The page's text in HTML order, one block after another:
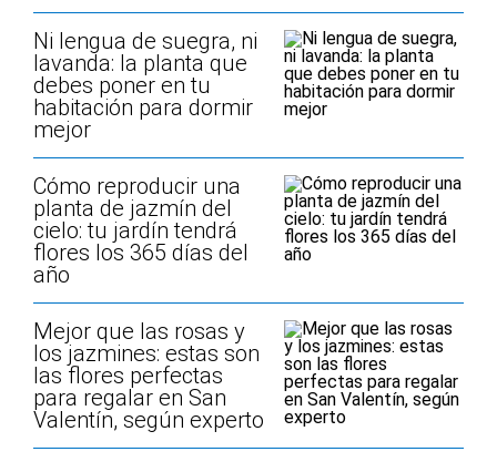
Ni lengua de suegra, ni
lavanda: la planta que
debes poner en tu
habitación para dormir
mejor
Cómo reproducir una
planta de jazmín del
cielo: tu jardín tendrá
flores los 365 días del
año
Mejor que las rosas y
los jazmines: estas son
las flores perfectas
para regalar en San
Valentín, según experto